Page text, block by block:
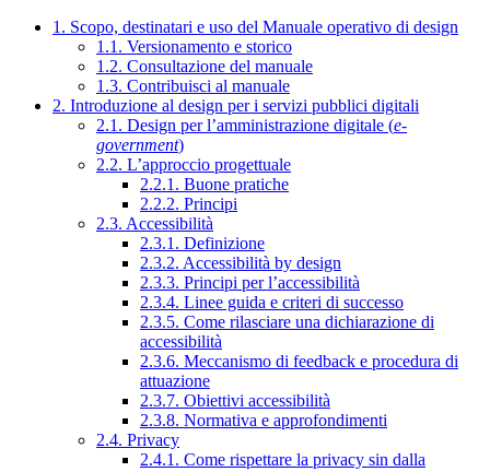
1. Scopo, destinatari e uso del Manuale operativo di design
1.1. Versionamento e storico
1.2. Consultazione del manuale
1.3. Contribuisci al manuale
2. Introduzione al design per i servizi pubblici digitali
2.1. Design per l’amministrazione digitale (e-
government)
2.2. L’approccio progettuale
2.2.1. Buone pratiche
2.2.2. Principi
2.3. Accessibilità
2.3.1. Definizione
2.3.2. Accessibilità by design
2.3.3. Principi per l’accessibilità
2.3.4. Linee guida e criteri di successo
2.3.5. Come rilasciare una dichiarazione di
accessibilità
2.3.6. Meccanismo di feedback e procedura di
attuazione
2.3.7. Obiettivi accessibilità
2.3.8. Normativa e approfondimenti
2.4. Privacy
2.4.1. Come rispettare la privacy sin dalla